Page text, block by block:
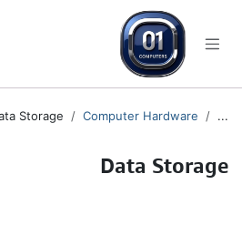
...
Computer Hardware
Storage
Data Storage